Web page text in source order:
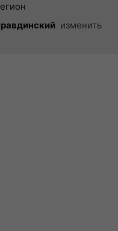
изменить